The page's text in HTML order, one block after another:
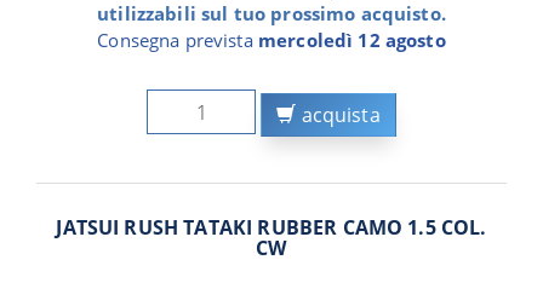
utilizzabili sul tuo prossimo acquisto.
Consegna prevista mercoledì 12 agosto
acquista
JATSUI RUSH TATAKI RUBBER CAMO 1.5 COL.
CW